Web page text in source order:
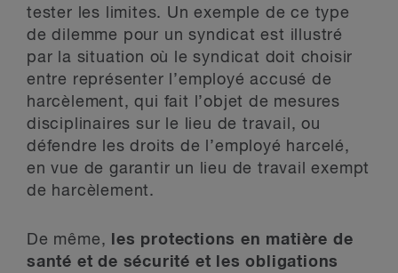
tester les limites. Un exemple de ce type
de dilemme pour un syndicat est illustré
par la situation où le syndicat doit choisir
entre représenter l’employé accusé de
harcèlement, qui fait l’objet de mesures
disciplinaires sur le lieu de travail, ou
défendre les droits de l’employé harcelé,
en vue de garantir un lieu de travail exempt
de harcèlement.
De même,
les protections en matière de
santé et de sécurité et les obligations